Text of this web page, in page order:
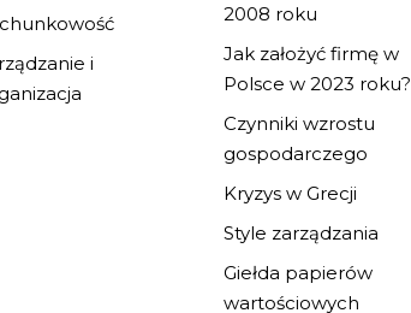
i
2008 roku
Jak założyć firmę w
Polsce w 2023 roku?
Czynniki wzrostu
gospodarczego
Kryzys w Grecji
Style zarządzania
Giełda papierów
wartościowych